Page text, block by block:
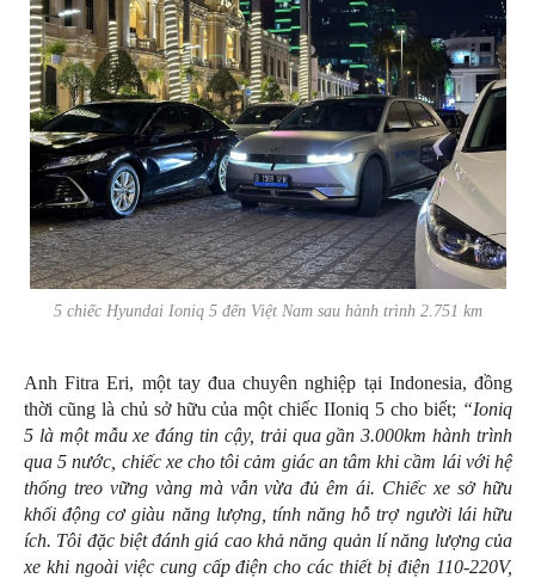
5 chiếc Hyundai Ioniq 5 đến Việt Nam sau hành trình 2.751 km
Anh Fitra Eri, một tay đua chuyên nghiệp tại Indonesia, đồng
thời cũng là chủ sở hữu của một chiếc IIoniq 5 cho biết; “Ioniq
5 là một mẫu xe đáng tin cậy, trải qua gần 3.000km hành trình
qua 5 nước, chiếc xe cho tôi cảm giác an tâm khi cầm lái với hệ
thống treo vững vàng mà vẫn vừa đủ êm ái. Chiếc xe sở hữu
khối động cơ giàu năng lượng, tính năng hỗ trợ người lái hữu
ích. Tôi đặc biệt đánh giá cao khả năng quản lí năng lượng của
xe khi ngoài việc cung cấp điện cho các thiết bị điện 110-220V,